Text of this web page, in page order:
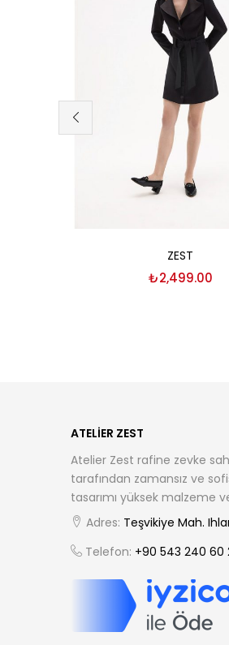
ZEST
₺2,499.00
ATELIER ZEST
Atelier Zest rafine zevke
tarafından zamansız ve
tasarımı yüksek malzeme
Adres: Teşvikiye Mah.
Telefon: +90 543 240 60